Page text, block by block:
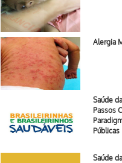
Alergia
Saúde
Passos
Públicas
Saúde